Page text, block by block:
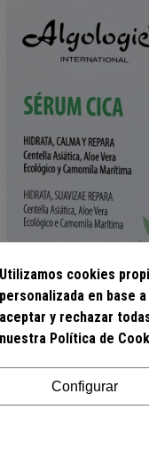
Utilizamos cookies
personalizada en base
aceptar y rechazar
nuestra Política de
Configurar